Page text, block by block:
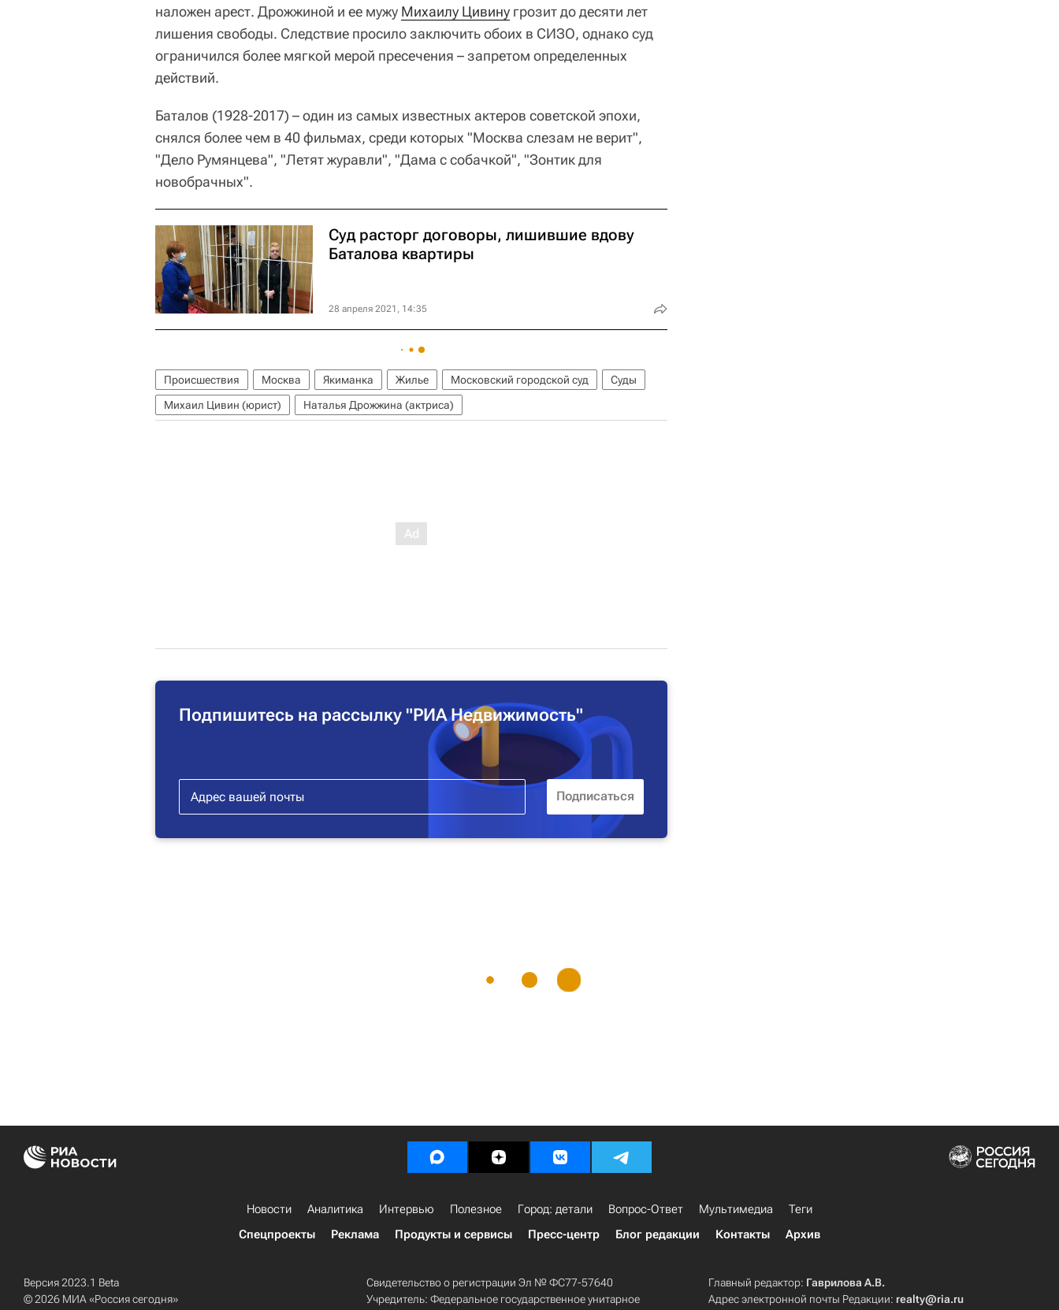
наложен арест. Дрожжиной и ее мужу Михаилу Цивину грозит до десяти лет
лишения свободы. Следствие просило заключить обоих в СИЗО, однако суд
ограничился более мягкой мерой пресечения – запретом определенных
действий.
Баталов (1928-2017) – один из самых известных актеров советской эпохи,
снялся более чем в 40 фильмах, среди которых "Москва слезам не верит",
"Дело Румянцева", "Летят журавли", "Дама с собачкой", "Зонтик для
новобрачных".
Суд расторг договоры, лишившие вдову
Баталова квартиры
28 апреля 2021, 14:35
Происшествия Москва Якиманка Жилье Московский городской суд
Суды
Михаил Цивин (юрист)
Наталья Дрожжина (актриса)
Подпишитесь на рассылку "РИА Недвижимость"
Новости Аналитика Интервью Полезное Город: детали Вопрос-Ответ Мультимедиа
Теги
Спецпроекты
Реклама Продукты и сервисы Пресс-центр Блог редакции Контакты Архив
Версия 2023.1 Beta
© 2026 МИА «Россия сегодня»
Свидетельство о регистрации Эл № ФС77-57640
Учредитель: Федеральное государственное унитарное
Главный редактор: Гаврилова А.В.
Адрес электронной почты Редакции: realty@ria.ru